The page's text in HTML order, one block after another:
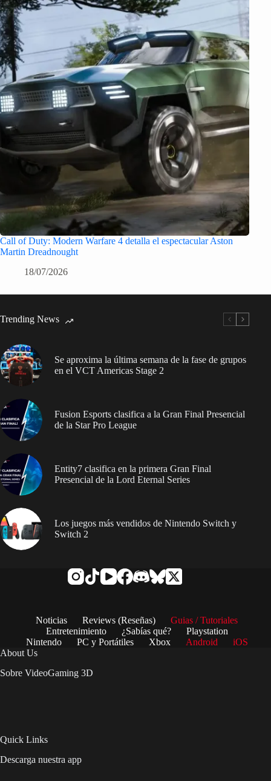
Call of Duty: Modern Warfare 4 detalla el espectacular Aston
Martin Dreadnought
18/07/2026
Trending News
Se aproxima la última semana de la fase de grupos
en el VCT Americas Stage 2
Fusion Esports clasifica a la Gran Final Presencial
de la Star Pro League
Entity7 clasifica en la primera Gran Final
Presencial de la Lord Eternal Series
Los juegos más vendidos de Nintendo Switch y
Switch 2
Noticias Reviews (Reseñas)
Guias / Tutoriales
Entretenimiento
¿Sabías qué?
Playstation
Nintendo
PC y Portátiles Xbox Android
iOS
About Us
Sobre VideoGaming 3D
Quick Links
Descarga nuestra app